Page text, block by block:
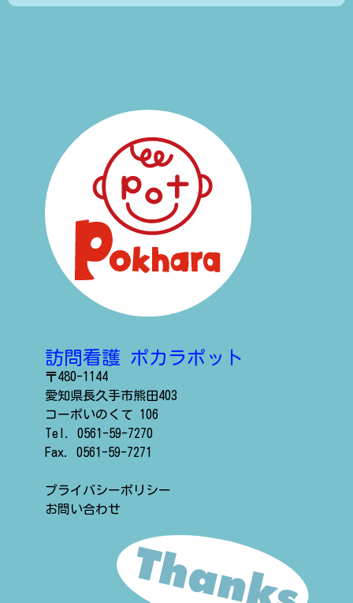
訪問看護 ポカラポット
〒480-1144
愛知県長久手市熊田403
コーポいのくて 106
Tel. 0561-59-7270
Fax. 0561-59-7271
プライバシーポリシー
お問い合わせ